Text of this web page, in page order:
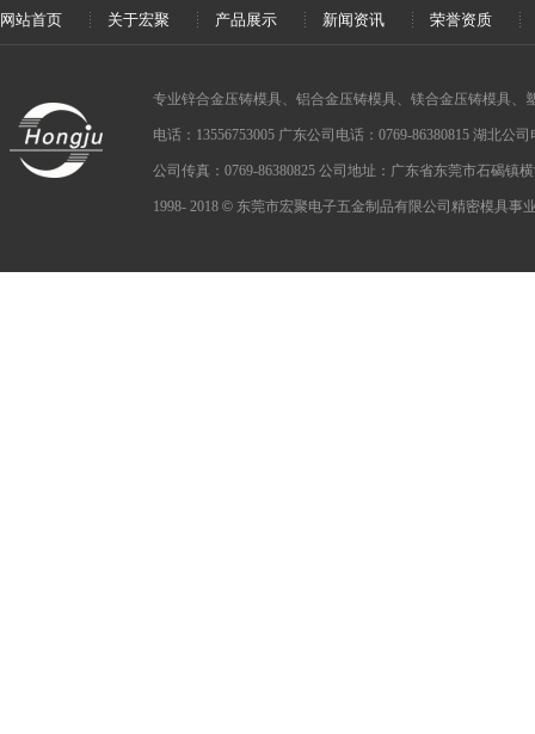
网站首页 关于宏聚 产品展示 新闻资讯 荣誉资质
专业锌合金压铸模具、铝合金压铸模具、镁合金压铸模具、
电话：13556753005 广东公司电话：0769-86380815 湖北公
公司传真：0769-86380825 公司地址：广东省东莞市石碣镇
1998- 2018 © 东莞市宏聚电子五金制品有限公司精密模具事